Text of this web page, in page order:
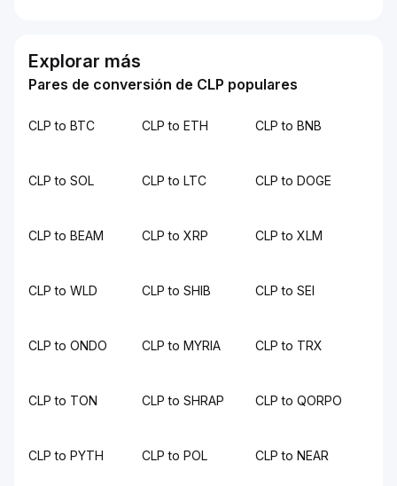
Explorar más
Pares de conversión de CLP populares
CLP to BTC CLP to ETH CLP to BNB
CLP to SOL CLP to LTC CLP to DOGE
CLP to BEAM CLP to XRP CLP to XLM
CLP to WLD CLP to SHIB CLP to SEI
CLP to ONDO CLP to MYRIA CLP to TRX
CLP to TON CLP to SHRAP CLP to QORPO
CLP to PYTH CLP to POL CLP to NEAR